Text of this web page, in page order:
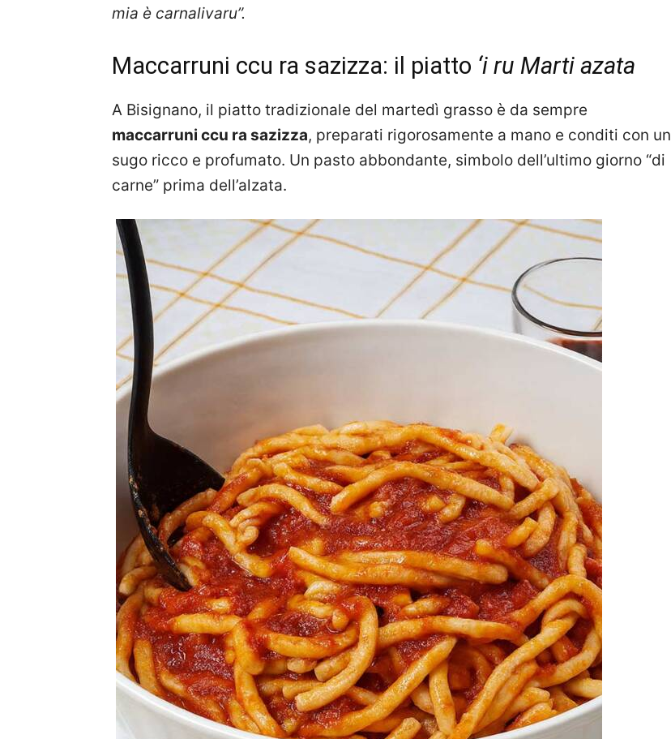
mia è carnalivaru”.
Maccarruni ccu ra sazizza: il piatto ‘i ru Marti azata
A Bisignano, il piatto tradizionale del martedì grasso è da sempre
maccarruni ccu ra sazizza, preparati rigorosamente a mano e conditi con un
sugo ricco e profumato. Un pasto abbondante, simbolo dell’ultimo giorno “di
carne” prima dell’alzata.